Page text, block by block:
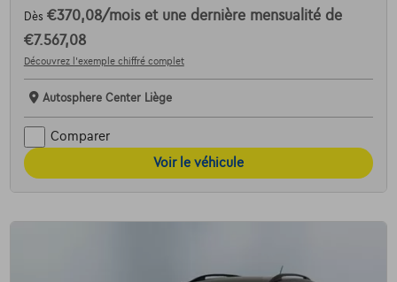
Dès €370,08/mois et une dernière mensualité de
€7.567,08
Découvrez l’exemple chiffré complet
Autosphere Center Liège
Comparer
Voir le véhicule